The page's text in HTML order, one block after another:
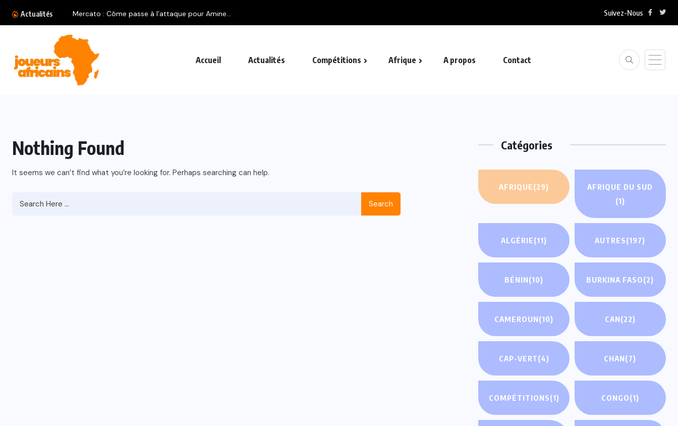
Actualités Mercato : Côme passe à l’attaque pour Amine... Suivez-Nous
Accueil Actualités Compétitions Afrique A propos Contact
Nothing Found
It seems we can’t find what you’re looking for. Perhaps searching can help.
Search
Catégories
AFRIQUE(29)
AFRIQUE DU SUD
(1)
ALGÉRIE(11) AUTRES(197)
BÉNIN(10) BURKINA FASO(2)
CAMEROUN(10) CAN(22)
CAP-VERT(4) CHAN(7)
COMPÉTITIONS(1) CONGO(1)